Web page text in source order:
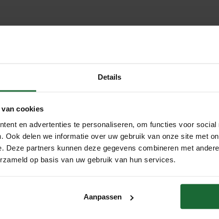
Details
cookies
en advertenties te personaliseren, om functies voor social
Ook delen we informatie over uw gebruik van onze site met
Deze partners kunnen deze gegevens combineren met
op basis van uw gebruik van hun services.
Aanpassen
een praktische en stijlvolle prikwand nu nog gemakkelijker.
foto's en/of andere belangrijke documenten op te prikken en
stevig genoeg om langdurig te gebruiken en biedt het een
en kan gemakkelijk worden bevestigd aan elke vlakke muur
waardoor het makkelijk te bevestigen is. Zorg ervoor